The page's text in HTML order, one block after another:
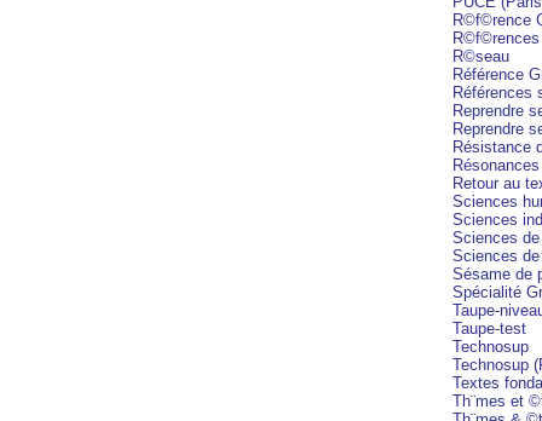
R©f©rence
R©seau
Référence
Références
Reprendre
Reprendre
Résistance
Retour au
Sciences
Sciences
Sciences
Sciences
Sésame de
Spécialité
Taupe-
Taupe-test
Technosup
Technosup
Textes
Th¨mes et